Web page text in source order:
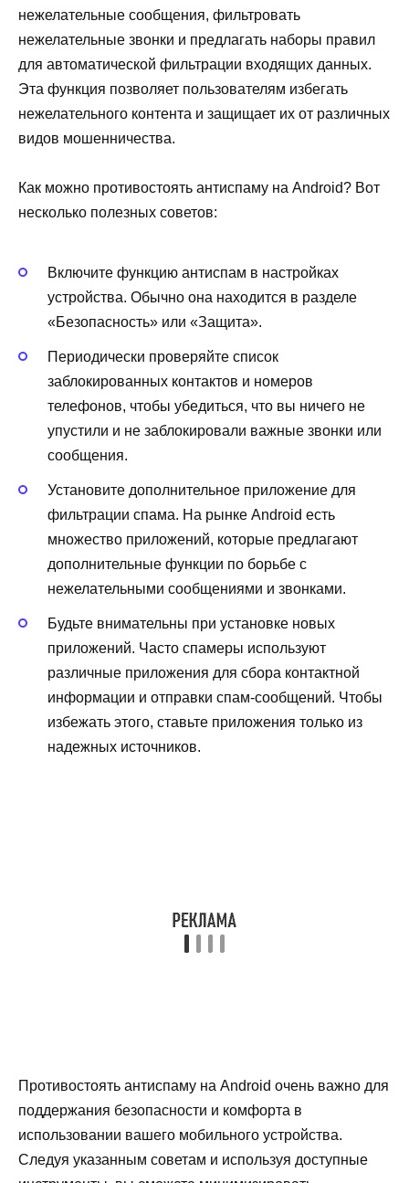
нежелательные сообщения, фильтровать
нежелательные звонки и предлагать наборы правил
для автоматической фильтрации входящих данных.
Эта функция позволяет пользователям избегать
нежелательного контента и защищает их от различных
видов мошенничества.
Как можно противостоять антиспаму на Android? Вот
несколько полезных советов:
Включите функцию антиспам в настройках
устройства. Обычно она находится в разделе
«Безопасность» или «Защита».
Периодически проверяйте список
заблокированных контактов и номеров
телефонов, чтобы убедиться, что вы ничего не
упустили и не заблокировали важные звонки или
сообщения.
Установите дополнительное приложение для
фильтрации спама. На рынке Android есть
множество приложений, которые предлагают
дополнительные функции по борьбе с
нежелательными сообщениями и звонками.
Будьте внимательны при установке новых
приложений. Часто спамеры используют
различные приложения для сбора контактной
информации и отправки спам-сообщений. Чтобы
избежать этого, ставьте приложения только из
надежных источников.
Противостоять антиспаму на Android очень важно для
поддержания безопасности и комфорта в
использовании вашего мобильного устройства.
Следуя указанным советам и используя доступные